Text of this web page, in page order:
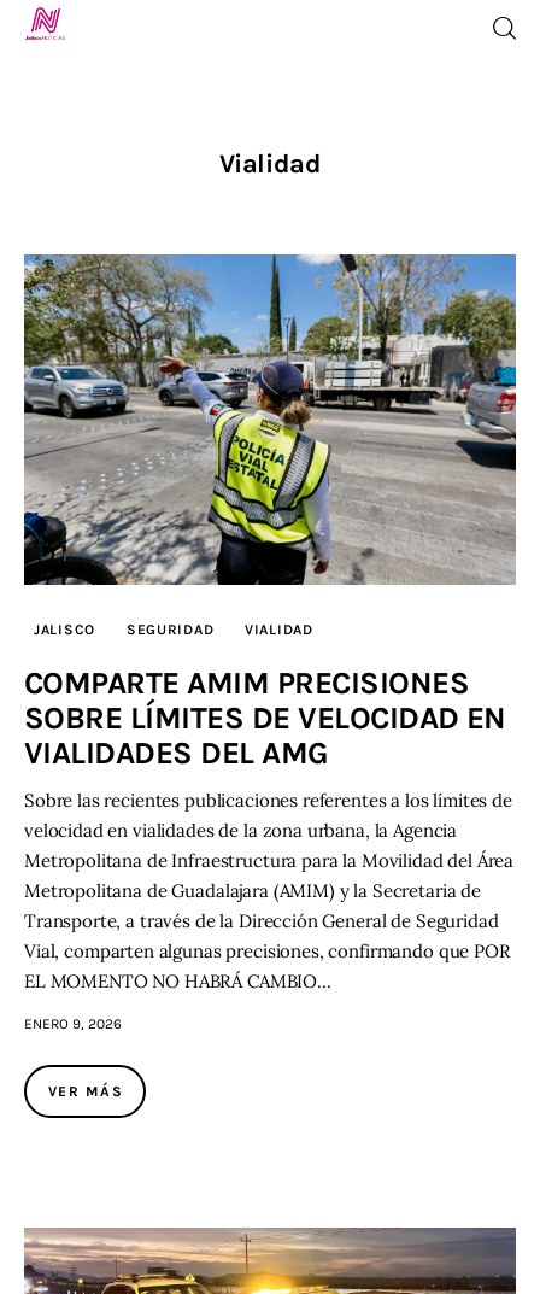
Jalisco Noticias
Programación
Jalisco TV
Jalisco RADIO / En Vivo
Nosotros
Vialidad
JALISCO SEGURIDAD VIALIDAD
COMPARTE AMIM PRECISIONES
SOBRE LÍMITES DE VELOCIDAD EN
VIALIDADES DEL AMG
Sobre las recientes publicaciones referentes a los límites de
velocidad en vialidades de la zona urbana, la Agencia
Metropolitana de Infraestructura para la Movilidad del Área
Metropolitana de Guadalajara (AMIM) y la Secretaria de
Transporte, a través de la Dirección General de Seguridad
Vial, comparten algunas precisiones, confirmando que POR
EL MOMENTO NO HABRÁ CAMBIO…
ENERO 9, 2026
VER MÁS